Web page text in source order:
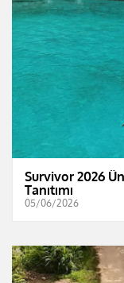
Survivor 2026
Tanıtımı
05/06/2026